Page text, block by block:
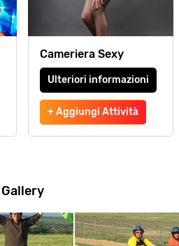
Cameriera Sexy
Ulteriori informazioni
+ Aggiungi Attività
Gallery